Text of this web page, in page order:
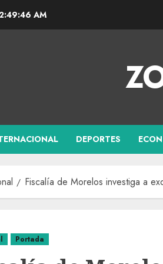
AM
DEPORTES
Fiscalía de Morelos investiga a
Portada